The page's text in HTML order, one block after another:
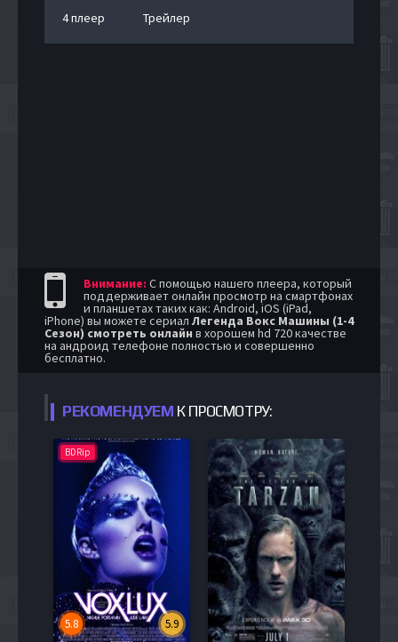
4 плеер Трейлер
Внимание: С помощью нашего плеера, который
поддерживает онлайн просмотр на смартфонах
и планшетах таких как: Android, iOS (iPad,
iPhone) вы можете сериал Легенда Вокс Машины (1-4
Сезон) смотреть онлайн в хорошем hd 720 качестве
на андроид телефоне полностью и совершенно
бесплатно.
РЕКОМЕНДУЕМ К ПРОСМОТРУ:
BDRip
5.9
5.8